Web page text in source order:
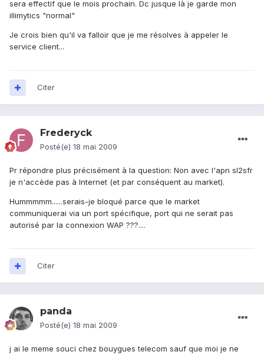
sera effectif que le mois prochain. Dc jusque là je garde mon
illimytics "normal"
Je crois bien qu'il va falloir que je me résolves à appeler le
service client...
Citer
Frederyck
Posté(e) 18 mai 2009
Pr répondre plus précisément à la question: Non avec l'apn sl2sfr
je n'accède pas à Internet (et par conséquent au market).
Hummmmm......serais-je bloqué parce que le market
communiquerai via un port spécifique, port qui ne serait pas
autorisé par la connexion WAP ???....
Citer
panda
Posté(e) 18 mai 2009
j ai le meme souci chez bouygues telecom sauf que moi je ne